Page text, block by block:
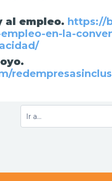
al empleo. https://
en-la-